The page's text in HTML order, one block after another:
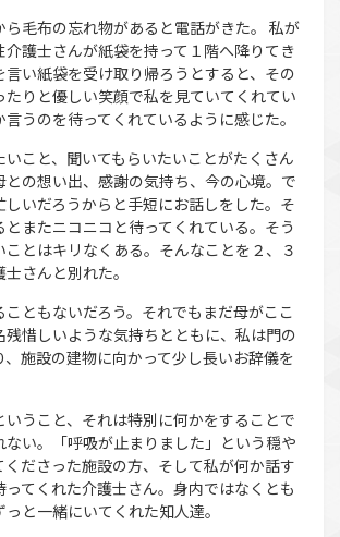
毛布の忘れ物があると電話がきた。 私が
介護士さんが紙袋を持って１階へ降りてき
言い紙袋を受け取り帰ろうとすると、その
りと優しい笑顔で私を見ていてくれてい
うのを待ってくれているように感じた。
こと、聞いてもらいたいことがたくさん
との想い出、感謝の気持ち、今の心境。で
しいだろうからと手短にお話しをした。そ
とまたニコニコと待ってくれている。そう
ことはキリなくある。そんなことを２、３
さんと別れた。
ともないだろう。それでもまだ母がここ
残惜しいような気持ちとともに、私は門の
、施設の建物に向かって少し長いお辞儀を
うこと、それは特別に何かをすることで
ない。「呼吸が止まりました」という穏や
ださった施設の方、そして私が何か話す
ってくれた介護士さん。身内ではなくとも
と一緒にいてくれた知人達。